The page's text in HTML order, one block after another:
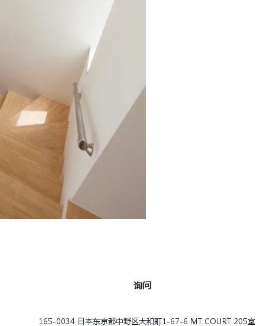
询问
165-0034 日本东京都中野区大和町1-67-6 MT COURT 205室